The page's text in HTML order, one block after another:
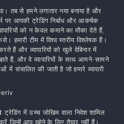
तब से हमने लगातार नया बनाया है और
पर आपकी ट्रेडिंग निर्बाध और आकर्षक
को न केवल कमाने का मौका देते हैं,
हमारी टीम में विश्व स्तरीय विश्लेषक हैं।
हैं और व्यापारियों को खुले वेबिनार में
हैं, और वे व्यापारियों के साथ आमने-सामने
में संचालित की जाती है जो हमारे व्यापारी
: ट्रेडिंग में उच्च जोखिम वाला निवेश शामिल
जिन्हें आप खोने के लिए तैयार नहीं हैं।